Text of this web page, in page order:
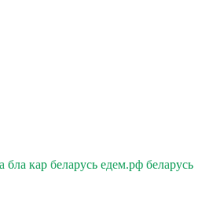
бла кар беларусь едем.рф беларусь